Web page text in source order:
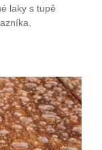
laky s tupě